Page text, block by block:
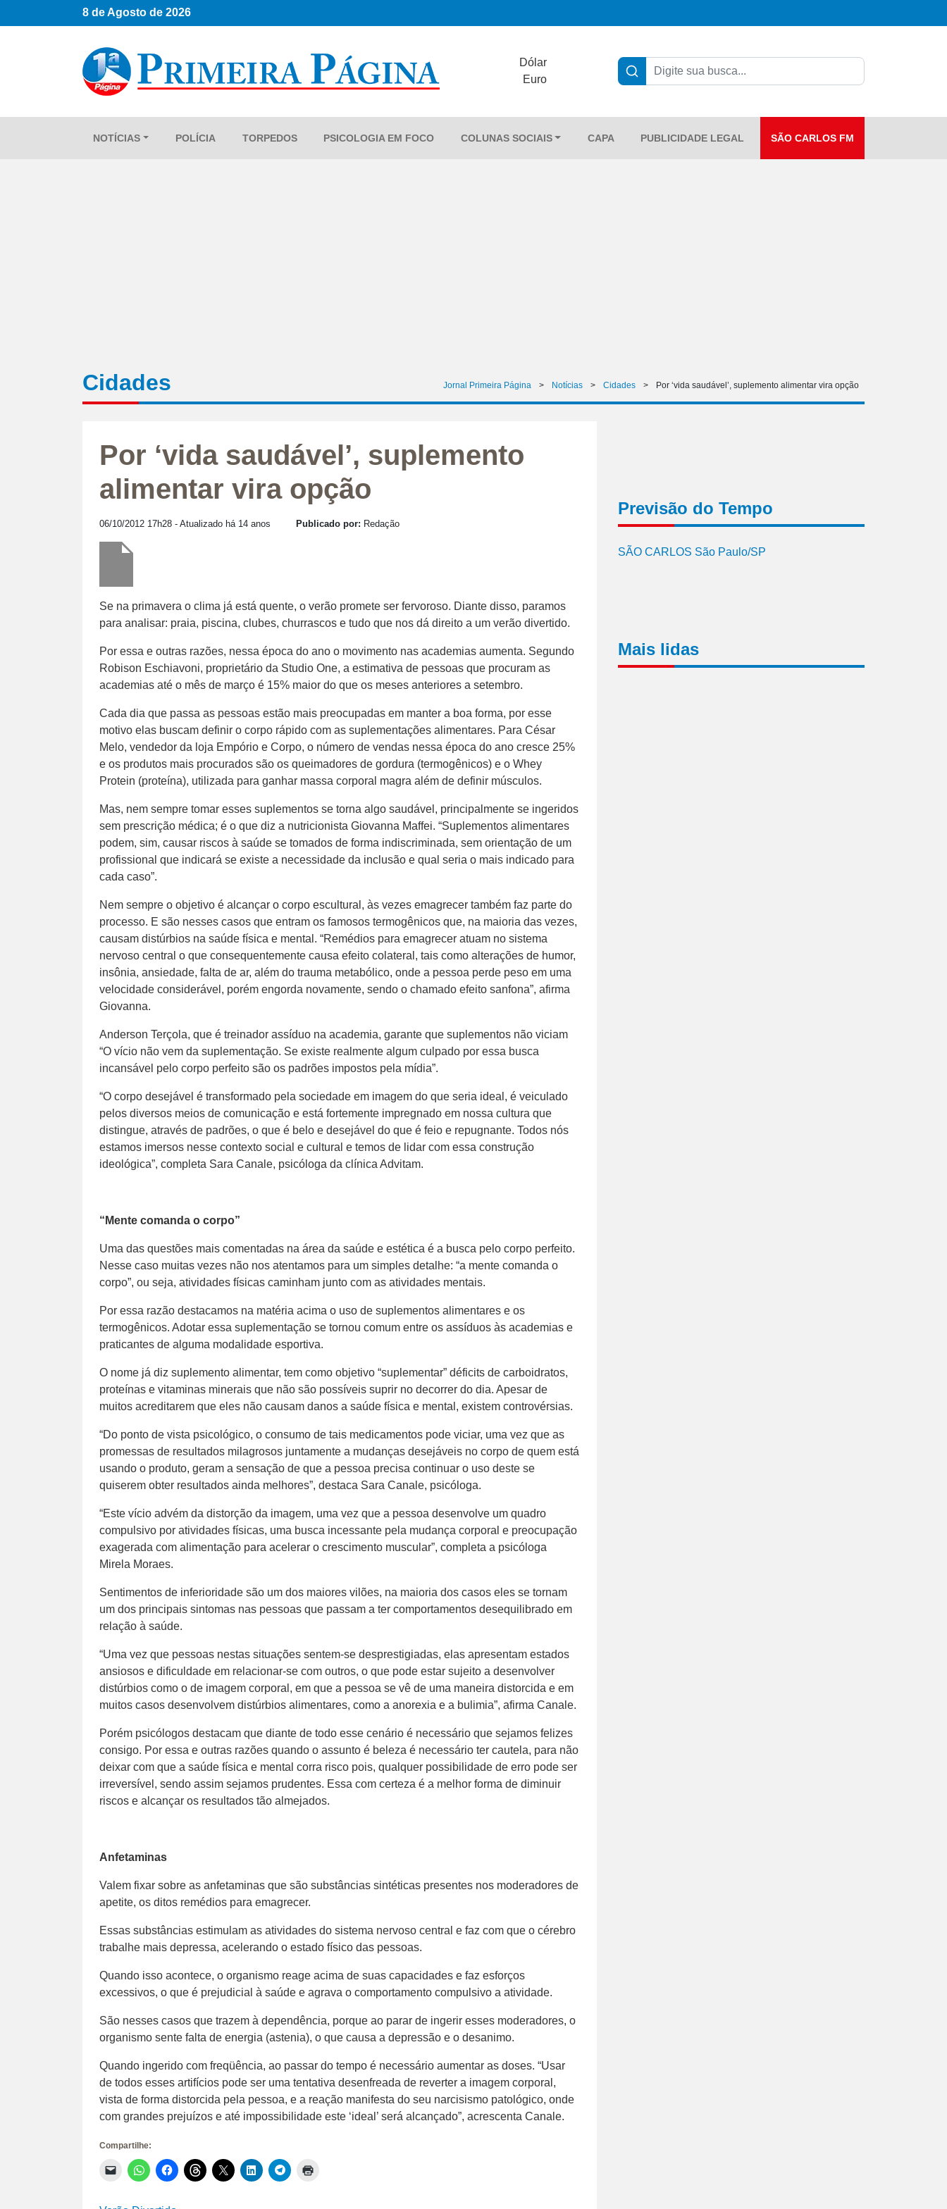
8 de Agosto de 2026
Dólar
Euro
NOTÍCIAS POLÍCIA TORPEDOS PSICOLOGIA EM FOCO COLUNAS SOCIAIS CAPA PUBLICIDADE LEGAL SÃO CARLOS FM
Cidades Jornal Primeira Página > Notícias > Cidades > Por ‘vida saudável’, suplemento alimentar vira opção
Por ‘vida saudável’, suplemento
alimentar vira opção
06/10/2012 17h28 - Atualizado há 14 anos Publicado por: Redação
Se na primavera o clima já está quente, o verão promete ser fervoroso. Diante disso, paramos
para analisar: praia, piscina, clubes, churrascos e tudo que nos dá direito a um verão divertido.
Por essa e outras razões, nessa época do ano o movimento nas academias aumenta. Segundo
Robison Eschiavoni, proprietário da Studio One, a estimativa de pessoas que procuram as
academias até o mês de março é 15% maior do que os meses anteriores a setembro.
Cada dia que passa as pessoas estão mais preocupadas em manter a boa forma, por esse
motivo elas buscam definir o corpo rápido com as suplementações alimentares. Para César
Melo, vendedor da loja Empório e Corpo, o número de vendas nessa época do ano cresce 25%
e os produtos mais procurados são os queimadores de gordura (termogênicos) e o Whey
Protein (proteína), utilizada para ganhar massa corporal magra além de definir músculos.
Mas, nem sempre tomar esses suplementos se torna algo saudável, principalmente se ingeridos
sem prescrição médica; é o que diz a nutricionista Giovanna Maffei. “Suplementos alimentares
podem, sim, causar riscos à saúde se tomados de forma indiscriminada, sem orientação de um
profissional que indicará se existe a necessidade da inclusão e qual seria o mais indicado para
cada caso”.
Nem sempre o objetivo é alcançar o corpo escultural, às vezes emagrecer também faz parte do
processo. E são nesses casos que entram os famosos termogênicos que, na maioria das vezes,
causam distúrbios na saúde física e mental. “Remédios para emagrecer atuam no sistema
nervoso central o que consequentemente causa efeito colateral, tais como alterações de humor,
insônia, ansiedade, falta de ar, além do trauma metabólico, onde a pessoa perde peso em uma
velocidade considerável, porém engorda novamente, sendo o chamado efeito sanfona”, afirma
Giovanna.
Anderson Terçola, que é treinador assíduo na academia, garante que suplementos não viciam
“O vício não vem da suplementação. Se existe realmente algum culpado por essa busca
incansável pelo corpo perfeito são os padrões impostos pela mídia”.
“O corpo desejável é transformado pela sociedade em imagem do que seria ideal, é veiculado
pelos diversos meios de comunicação e está fortemente impregnado em nossa cultura que
distingue, através de padrões, o que é belo e desejável do que é feio e repugnante. Todos nós
estamos imersos nesse contexto social e cultural e temos de lidar com essa construção
ideológica”, completa Sara Canale, psicóloga da clínica Advitam.
“Mente comanda o corpo”
Uma das questões mais comentadas na área da saúde e estética é a busca pelo corpo perfeito.
Nesse caso muitas vezes não nos atentamos para um simples detalhe: “a mente comanda o
corpo”, ou seja, atividades físicas caminham junto com as atividades mentais.
Por essa razão destacamos na matéria acima o uso de suplementos alimentares e os
termogênicos. Adotar essa suplementação se tornou comum entre os assíduos às academias e
praticantes de alguma modalidade esportiva.
O nome já diz suplemento alimentar, tem como objetivo “suplementar” déficits de carboidratos,
proteínas e vitaminas minerais que não são possíveis suprir no decorrer do dia. Apesar de
muitos acreditarem que eles não causam danos a saúde física e mental, existem controvérsias.
“Do ponto de vista psicológico, o consumo de tais medicamentos pode viciar, uma vez que as
promessas de resultados milagrosos juntamente a mudanças desejáveis no corpo de quem está
usando o produto, geram a sensação de que a pessoa precisa continuar o uso deste se
quiserem obter resultados ainda melhores”, destaca Sara Canale, psicóloga.
“Este vício advém da distorção da imagem, uma vez que a pessoa desenvolve um quadro
compulsivo por atividades físicas, uma busca incessante pela mudança corporal e preocupação
exagerada com alimentação para acelerar o crescimento muscular”, completa a psicóloga
Mirela Moraes.
Sentimentos de inferioridade são um dos maiores vilões, na maioria dos casos eles se tornam
um dos principais sintomas nas pessoas que passam a ter comportamentos desequilibrado em
relação à saúde.
“Uma vez que pessoas nestas situações sentem-se desprestigiadas, elas apresentam estados
ansiosos e dificuldade em relacionar-se com outros, o que pode estar sujeito a desenvolver
distúrbios como o de imagem corporal, em que a pessoa se vê de uma maneira distorcida e em
muitos casos desenvolvem distúrbios alimentares, como a anorexia e a bulimia”, afirma Canale.
Porém psicólogos destacam que diante de todo esse cenário é necessário que sejamos felizes
consigo. Por essa e outras razões quando o assunto é beleza é necessário ter cautela, para não
deixar com que a saúde física e mental corra risco pois, qualquer possibilidade de erro pode ser
irreversível, sendo assim sejamos prudentes. Essa com certeza é a melhor forma de diminuir
riscos e alcançar os resultados tão almejados.
Anfetaminas
Valem fixar sobre as anfetaminas que são substâncias sintéticas presentes nos moderadores de
apetite, os ditos remédios para emagrecer.
Essas substâncias estimulam as atividades do sistema nervoso central e faz com que o cérebro
trabalhe mais depressa, acelerando o estado físico das pessoas.
Quando isso acontece, o organismo reage acima de suas capacidades e faz esforços
excessivos, o que é prejudicial à saúde e agrava o comportamento compulsivo a atividade.
São nesses casos que trazem à dependência, porque ao parar de ingerir esses moderadores, o
organismo sente falta de energia (astenia), o que causa a depressão e o desanimo.
Quando ingerido com freqüência, ao passar do tempo é necessário aumentar as doses. “Usar
de todos esses artifícios pode ser uma tentativa desenfreada de reverter a imagem corporal,
vista de forma distorcida pela pessoa, e a reação manifesta do seu narcisismo patológico, onde
com grandes prejuízos e até impossibilidade este ‘ideal’ será alcançado”, acrescenta Canale.
Compartilhe:
Clique
para
link
Clique
para
WhatsApp(abre
Clique
para
Clique
para
Clique
para
Clique
para
Clique
para
Previsão do Tempo
SÃO CARLOS São Paulo/SP
Mais lidas